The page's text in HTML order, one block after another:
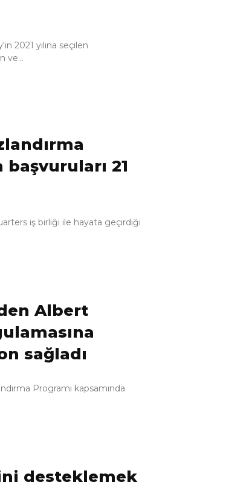
2021 yılına seçilen
ve...
başvuruları 21
iş birliği ile hayata geçirdiği
Albert
sağladı
Programı kapsamında
desteklemek